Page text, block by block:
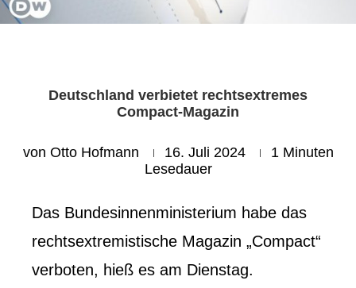
Deutschland verbietet rechtsextremes
Compact-Magazin
von Otto Hofmann 16. Juli 2024
1 Minuten
Lesedauer
Das Bundesinnenministerium habe das
rechtsextremistische Magazin „Compact“
verboten, hieß es am Dienstag.